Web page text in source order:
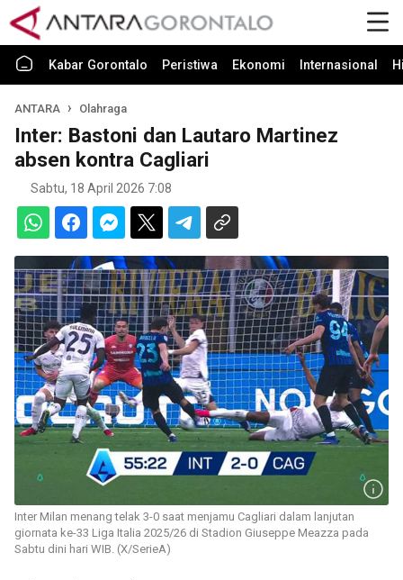
Kabar Gorontalo Peristiwa Ekonomi Internasional
ANTARA Olahraga
Inter: Bastoni dan Lautaro Martinez
absen kontra Cagliari
Sabtu, 18 April 2026 7:08
Inter Milan menang telak 3-0 saat menjamu Cagliari dalam lanjutan
giornata ke-33 Liga Italia 2025/26 di Stadion Giuseppe Meazza pada
Sabtu dini hari WIB. (X/SerieA)